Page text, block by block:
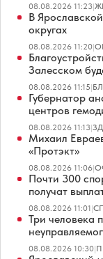
08.08.2026 11:23|
В
округах
08.08.2026 11:20|
Залесском
08.08.2026 11:15|
Губернатор
центров
08.08.2026 11:13|
Михаил
«Протэкт»
08.08.2026 11:06|
Почти 300
получат
08.08.2026 11:01|
Три человека
08.08.2026 10:30|